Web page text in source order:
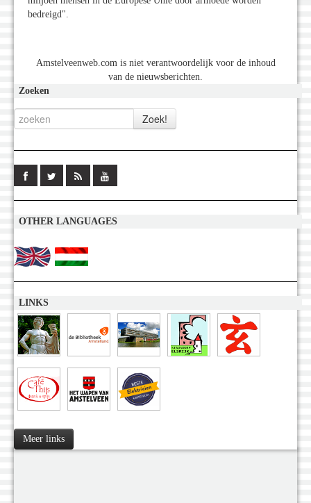
bedreigd".
Amstelveenweb.com is niet verantwoordelijk voor de inhoud
van de nieuwsberichten.
Zoeken
OTHER LANGUAGES
LINKS
Meer links